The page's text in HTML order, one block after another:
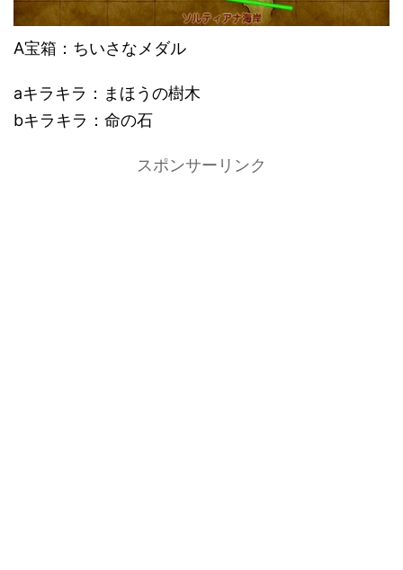
A宝箱：ちいさなメダル
aキラキラ：まほうの樹木
bキラキラ：命の石
スポンサーリンク